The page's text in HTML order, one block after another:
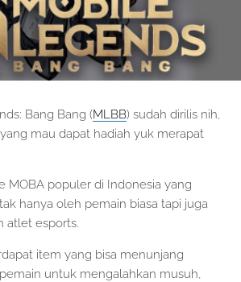
Bang Bang (MLBB) sudah dirilis nih,
mau dapat hadiah yuk merapat
MOBA populer di Indonesia yang
hanya oleh pemain biasa tapi juga
atlet esports.
item yang bisa menunjang
untuk mengalahkan musuh,